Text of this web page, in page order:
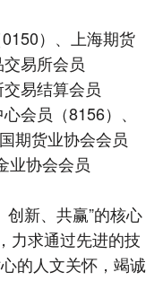
）、上海期货
易所会员
交易结算会员
会员（8156）、
期货业协会会员
业协会会员
新、共赢”的核心
力求通过先进的技
的人文关怀，竭诚